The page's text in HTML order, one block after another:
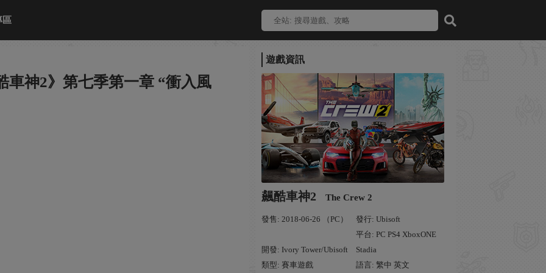
區
遊戲資訊
飆酷車神2 The Crew 2
發售: 2018-06-26 （PC） 發行: Ubisoft
開發: Ivory Tower/Ubisoft
平台: PC PS4 XboxONE
Stadia
類型: 賽車遊戲
語言: 繁中 英文
車神2》第七季第一章 “衝入風